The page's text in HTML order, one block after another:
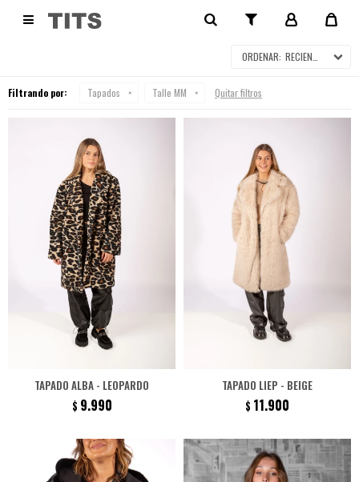
 TAPADOS
RECIENTES
Filtrando por: Tapados Talle MM Quitar filtros
TAPADO ALBA - LEOPARDO
$ 9.990
TAPADO LIEP - BEIGE
$ 11.900